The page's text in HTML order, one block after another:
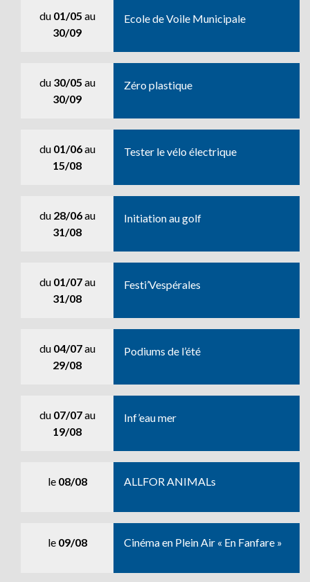
du 01/05 au
30/09
Ecole de Voile Municipale
du 30/05 au
30/09
Zéro plastique
du 01/06au
15/08
Tester le vélo électrique
du 28/06au
31/08
Initiation au golf
du 01/07au
31/08
Festi’Vespérales
du 04/07au
29/08
Podiums de l’été
du 07/07au
19/08
Inf’eau mer
le 08/08 ALLFOR ANIMALs
le 09/08 Cinéma en Plein Air « En Fanfare »